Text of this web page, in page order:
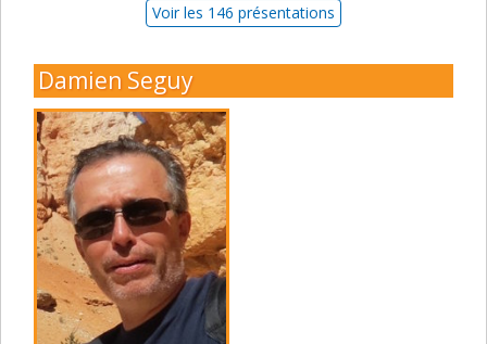
Voir les 146 présentations
Damien Seguy